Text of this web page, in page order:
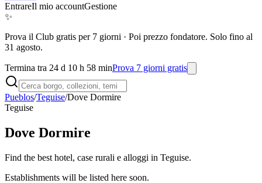
EntrareIl mio accountGestione
✨
Prova il Club gratis per 7 giorni · Poi prezzo fondatore. Solo fino al
31 agosto.
Termina tra 24 d 10 h 58 minProva 7 giorni gratis
Pueblos/Teguise/Dove Dormire
Teguise
Dove Dormire
Find the best hotel, case rurali e alloggi in Teguise.
Establishments will be listed here soon.